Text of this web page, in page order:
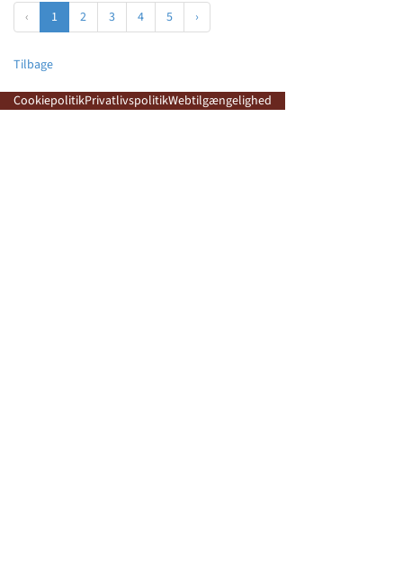
‹ 1 2 3 4 5 ›
Tilbage
CookiepolitikPrivatlivspolitikWebtilgængelighed